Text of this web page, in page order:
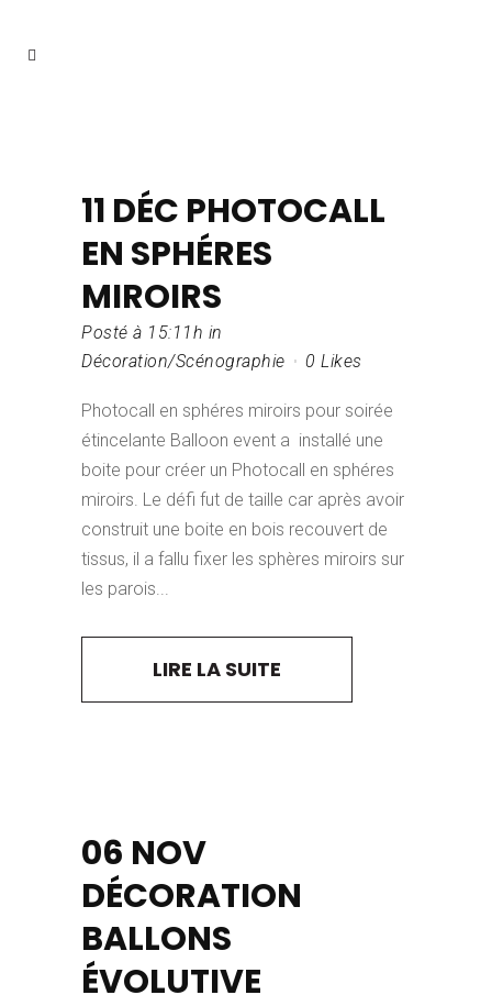
11 DÉC PHOTOCALL
EN SPHÉRES
MIROIRS
Posté à 15:11h in
Décoration/Scénographie
0 Likes
Photocall en sphéres miroirs pour soirée
étincelante Balloon event a installé une
boite pour créer un Photocall en sphéres
miroirs. Le défi fut de taille car après avoir
construit une boite en bois recouvert de
tissus, il a fallu fixer les sphères miroirs sur
les parois...
LIRE LA SUITE
06 NOV
DÉCORATION
BALLONS
ÉVOLUTIVE